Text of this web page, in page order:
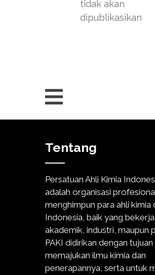
tidak akan
dipublikasikan
Tentang
Persatuan Ahli Kimia
adalah organisasi
menghimpun para ahli kimia
Indonesia, baik yang
akademik, industri, maupun
PAKI didirikan dengan
memajukan ilmu kimia dan
penerapannya, serta untuk